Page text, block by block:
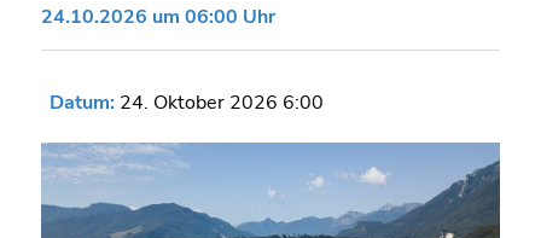
24.10.2026 um 06:00 Uhr
Datum: 24. Oktober 2026 6:00